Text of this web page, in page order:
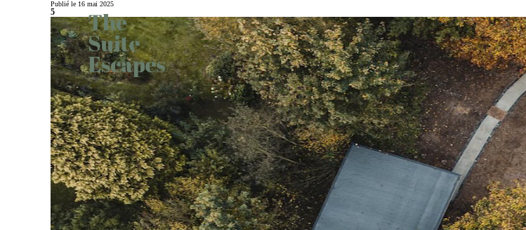
Publié le 16 mai 2025
5